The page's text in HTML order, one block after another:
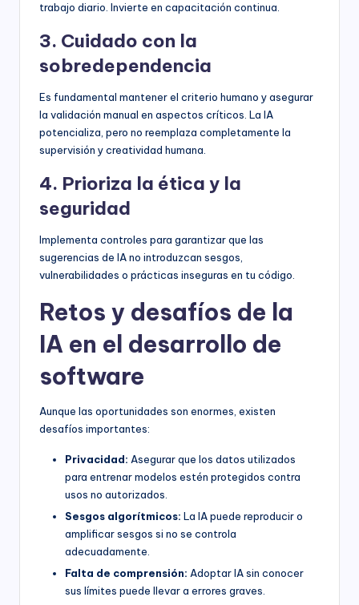
trabajo diario. Invierte en capacitación continua.
3. Cuidado con la
sobredependencia
Es fundamental mantener el criterio humano y asegurar
la validación manual en aspectos críticos. La IA
potencializa, pero no reemplaza completamente la
supervisión y creatividad humana.
4. Prioriza la ética y la
seguridad
Implementa controles para garantizar que las
sugerencias de IA no introduzcan sesgos,
vulnerabilidades o prácticas inseguras en tu código.
Retos y desafíos de la
IA en el desarrollo de
software
Aunque las oportunidades son enormes, existen
desafíos importantes:
Privacidad: Asegurar que los datos utilizados
para entrenar modelos estén protegidos contra
usos no autorizados.
Sesgos algorítmicos: La IA puede reproducir o
amplificar sesgos si no se controla
adecuadamente.
Falta de comprensión: Adoptar IA sin conocer
sus límites puede llevar a errores graves.